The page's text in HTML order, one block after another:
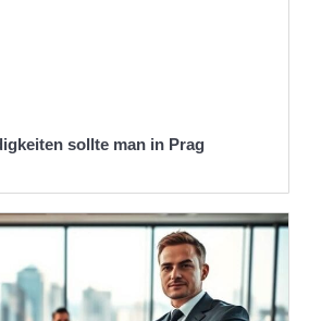
sollte man in Prag